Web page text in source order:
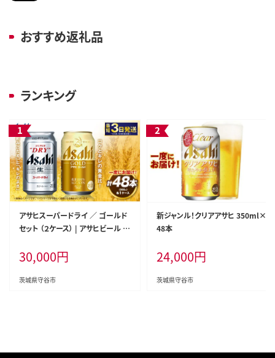
おすすめ返礼品
ランキング
アサヒスーパードライ ／ ゴールド
セット （２ケース） | アサヒビール ビ
ルコール 茨城県 守谷市
30,000円
茨城県守谷市
新ジャンル！クリアアサヒ 350ml×
48本
24,000円
茨城県守谷市